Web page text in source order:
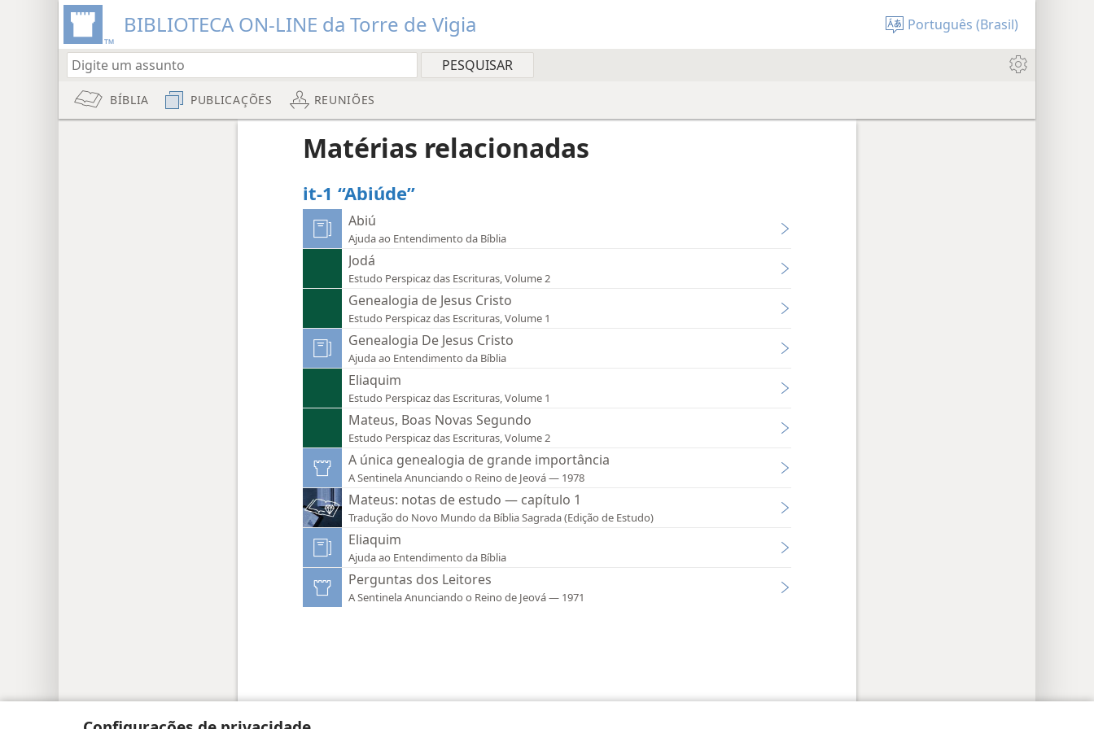
BIBLIOTECA ON-LINE da Torre de Vigia Português (Brasil)
BÍBLIA PUBLICAÇÕES REUNIÕES
Matérias relacionadas
it-1 “Abiúde”
Abiú
Ajuda ao Entendimento da Bíblia
Jodá
Estudo Perspicaz das Escrituras, Volume 2
Genealogia de Jesus Cristo
Estudo Perspicaz das Escrituras, Volume 1
Genealogia De Jesus Cristo
Ajuda ao Entendimento da Bíblia
Eliaquim
Estudo Perspicaz das Escrituras, Volume 1
Mateus, Boas Novas Segundo
Estudo Perspicaz das Escrituras, Volume 2
A única genealogia de grande importância
A Sentinela Anunciando o Reino de Jeová — 1978
Mateus: notas de estudo — capítulo 1
Tradução do Novo Mundo da Bíblia Sagrada (Edição de Estudo)
Eliaquim
Ajuda ao Entendimento da Bíblia
Perguntas dos Leitores
A Sentinela Anunciando o Reino de Jeová — 1971